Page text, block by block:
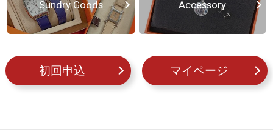
Sundry Goods Accessory
初回申込 マイページ